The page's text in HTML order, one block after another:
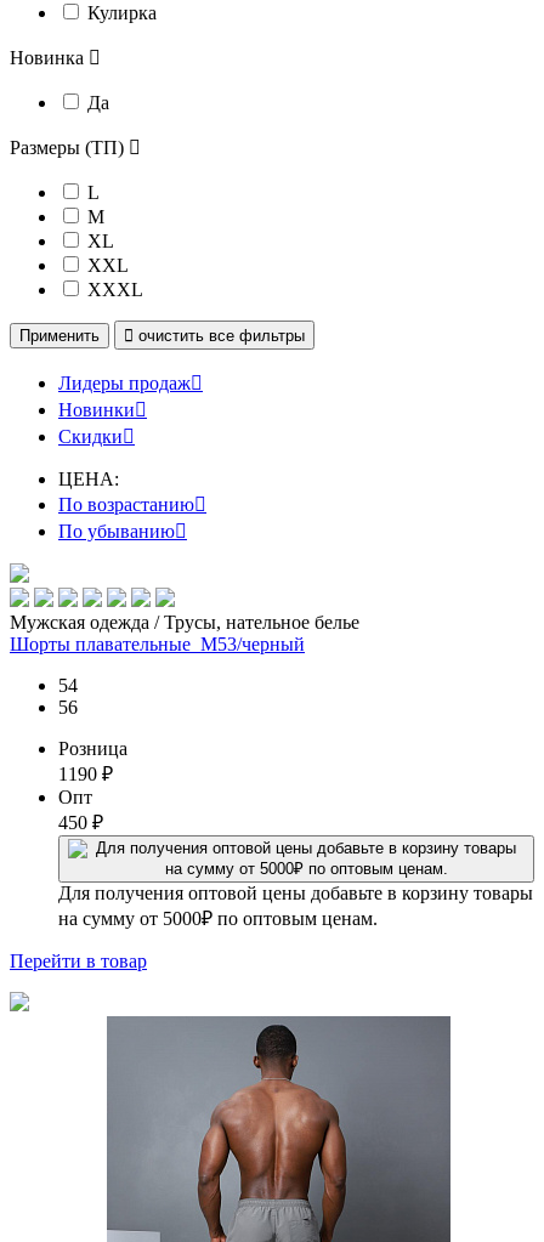
Кулирка
Новинка 
Да
Размеры (ТП) 
L
M
XL
XXL
XXXL
Применить  очистить все фильтры
Лидеры продаж
Новинки
Скидки
ЦЕНА:
По возрастанию
По убыванию
Мужская одежда / Трусы, нательное белье
Шорты плавательные_М53/черный
54
56
Розница
1190 ₽
Опт
450 ₽
Для получения оптовой цены добавьте в корзину товары
на сумму от 5000₽ по оптовым ценам.
Перейти в товар